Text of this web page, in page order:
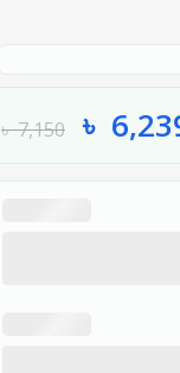
৳7,150 ৳